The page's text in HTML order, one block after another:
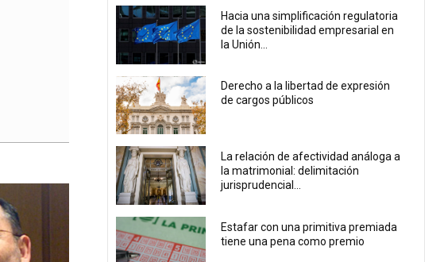
Hacia una simplificación regulatoria
de la sostenibilidad empresarial en
la Unión...
Derecho a la libertad de expresión
de cargos públicos
La relación de afectividad análoga a
la matrimonial: delimitación
jurisprudencial...
Estafar con una primitiva premiada
tiene una pena como premio